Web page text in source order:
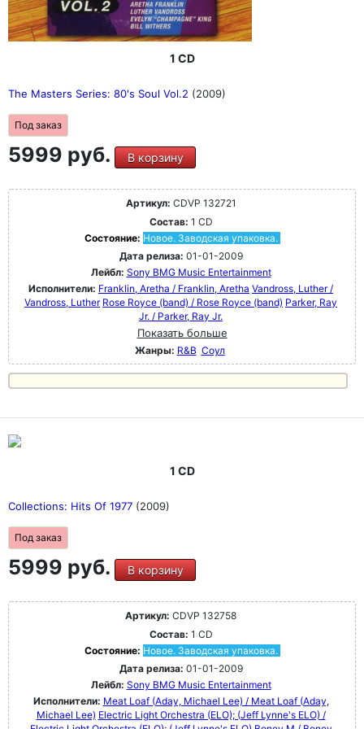
1 CD
The Masters Series: 80's Soul Vol.2 (2009)
Под заказ
5999 руб. В корзину
Артикул: CDVP 132721
Состав: 1 CD
Состояние: Новое. Заводская упаковка.
Дата релиза: 01-01-2009
Лейбл: Sony BMG Music Entertainment
Исполнители: Franklin, Aretha / Franklin, Aretha Vandross, Luther /
Vandross, Luther Rose Royce (band) / Rose Royce (band) Parker, Ray
Jr. / Parker, Ray Jr.
Показать больше
Жанры: R&B Соул
1 CD
Collections: Hits Of 1977 (2009)
Под заказ
5999 руб. В корзину
Артикул: CDVP 132758
Состав: 1 CD
Состояние: Новое. Заводская упаковка.
Дата релиза: 01-01-2009
Лейбл: Sony BMG Music Entertainment
Исполнители: Meat Loaf (Aday, Michael Lee) / Meat Loaf (Aday,
Michael Lee) Electric Light Orchestra (ELO); (Jeff Lynne's ELO) /